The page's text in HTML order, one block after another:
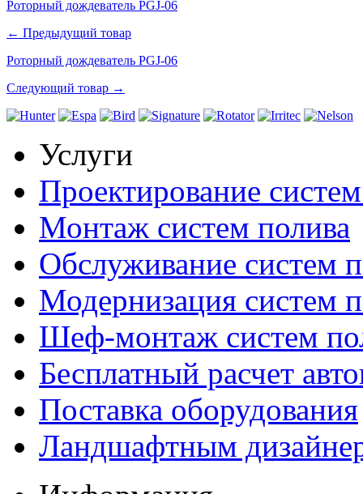
Роторный дождеватель PGJ-06
← Предыдущий товар
Роторный дождеватель PGJ-06
Следующий товар →
Услуги
Проектирование
Монтаж систем полива
Обслуживание систем
Модернизация систем
Шеф-монтаж систем
Бесплатный расчет
Поставка оборудования
Ландшафтным